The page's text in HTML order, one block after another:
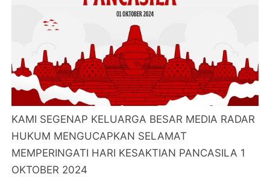
KAMI SEGENAP KELUARGA BESAR MEDIA RADAR
HUKUM MENGUCAPKAN SELAMAT
MEMPERINGATI HARI KESAKTIAN PANCASILA 1
OKTOBER 2024